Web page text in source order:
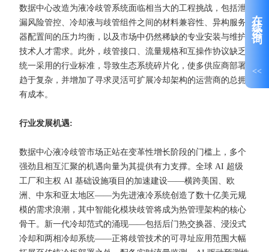
在线咨询
<<
数据中心改造为液冷歧管系统面临相当大的工程挑战，包括泄
漏风险管控、冷却液与歧管组件之间的材料兼容性、异构服务
器配置间的压力均衡，以及市场中仍然稀缺的专业安装与维护
技术人才需求。此外，歧管接口、流量规格和互操作协议缺乏
统一采用的行业标准，导致生态系统碎片化，使多供应商部署
趋于复杂，并增加了寻求灵活可扩展冷却架构的运营商的总拥
有成本。
行业发展机遇:
数据中心液冷歧管市场正站在变革性增长阶段的门槛上，多个
强劲且相互汇聚的机遇向量为其提供有力支撑。全球 AI 超级
工厂和主权 AI 基础设施项目的加速建设——横跨美国、欧
洲、中东和亚太地区——为先进液冷系统创造了数十亿美元规
模的需求浪潮，其中智能化模块歧管将成为热管理架构的核心
骨干。新一代冷却范式的涌现——包括后门热交换器、浸没式
冷却和两相冷却系统——正将歧管技术的可寻址应用范围大幅